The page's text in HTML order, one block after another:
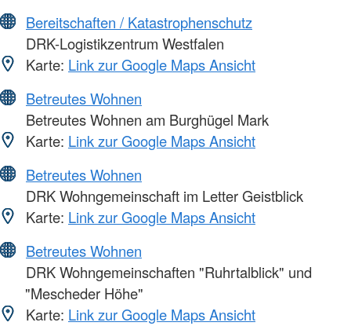
Bereitschaften / Katastrophenschutz
DRK-Logistikzentrum Westfalen
Karte: Link zur Google Maps Ansicht
Betreutes Wohnen
Betreutes Wohnen am Burghügel Mark
Karte: Link zur Google Maps Ansicht
Betreutes Wohnen
DRK Wohngemeinschaft im Letter Geistblick
Karte: Link zur Google Maps Ansicht
Betreutes Wohnen
DRK Wohngemeinschaften "Ruhrtalblick" und
"Mescheder Höhe"
Karte: Link zur Google Maps Ansicht